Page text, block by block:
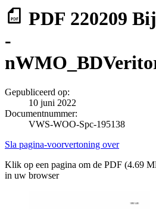
PDF 220209
-
Gepubliceerd op:
10 juni 2022
Documentnummer:
VWS-WOO-Spc-195138
Sla pagina-voorvertoning over
Klik op een pagina om de PDF (4.69
in uw browser